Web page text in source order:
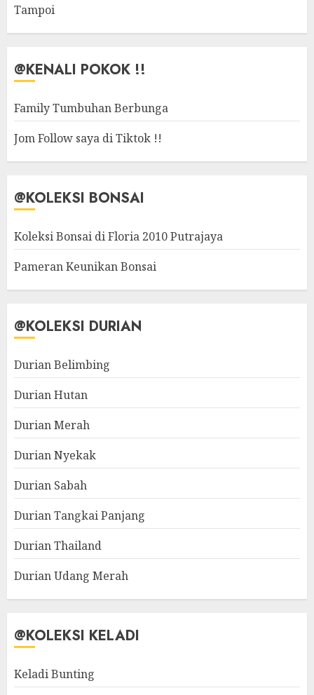
Tampoi
@KENALI POKOK !!
Family Tumbuhan Berbunga
Jom Follow saya di Tiktok !!
@KOLEKSI BONSAI
Koleksi Bonsai di Floria 2010 Putrajaya
Pameran Keunikan Bonsai
@KOLEKSI DURIAN
Durian Belimbing
Durian Hutan
Durian Merah
Durian Nyekak
Durian Sabah
Durian Tangkai Panjang
Durian Thailand
Durian Udang Merah
@KOLEKSI KELADI
Keladi Bunting